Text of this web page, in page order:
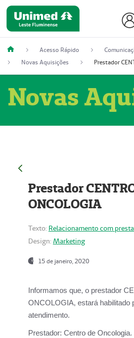
Acesso Rápido
Novas Aquisições
Novas
Prestador
ONCOLOGIA
Texto: Relacionamento com
Design: Marketing
15 de janeiro, 2020
Informamos que, o prestador
ONCOLOGIA, estará habilitado
atendimento.
Prestador: Centro de Oncologia.